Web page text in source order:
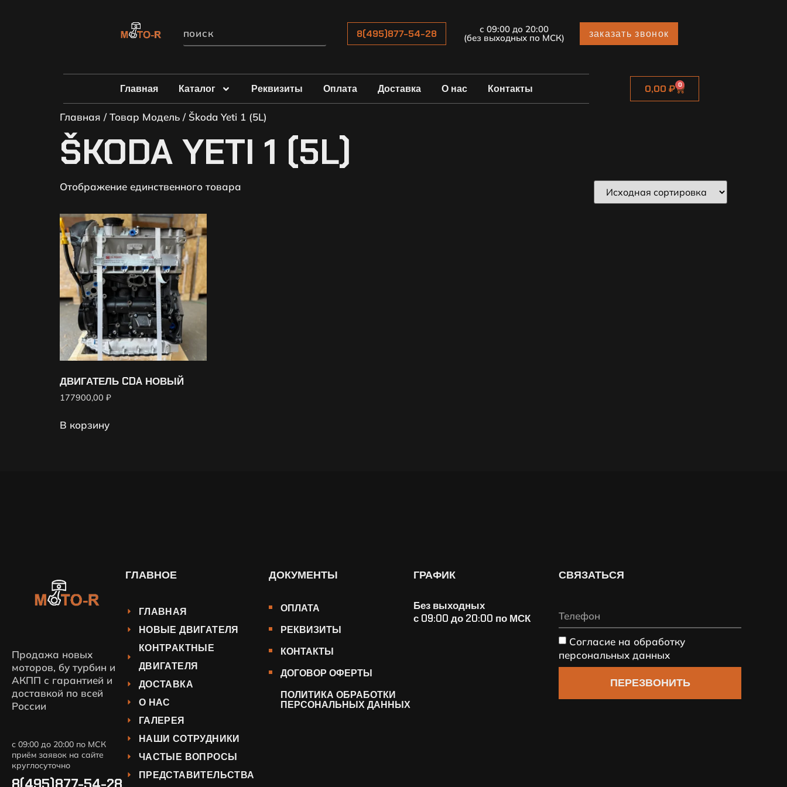
8(495)877-54-28 с 09:00 до 20:00
(без выходных по МСК) заказать звонок
Главная Каталог Реквизиты Оплата Доставка О нас Контакты 0,00₽ 0
Главная / Товар Модель / Škoda Yeti 1 (5L)
ŠKODA YETI 1 (5L)
Отображение единственного товара
ДВИГАТЕЛЬ CDA НОВЫЙ
177900,00 ₽
В корзину
Продажа новых
моторов, бу турбин и
АКПП с гарантией и
доставкой по всей
России
с 09:00 до 20:00 по МСК
приём заявок на сайте
круглосуточно
ГЛАВНОЕ
ГЛАВНАЯ
НОВЫЕ ДВИГАТЕЛЯ
КОНТРАКТНЫЕ
ДВИГАТЕЛЯ
ДОСТАВКА
О НАС
ГАЛЕРЕЯ
НАШИ СОТРУДНИКИ
ЧАСТЫЕ ВОПРОСЫ
ПРЕДСТАВИТЕЛЬСТВА
ДОКУМЕНТЫ
ОПЛАТА
РЕКВИЗИТЫ
КОНТАКТЫ
ДОГОВОР ОФЕРТЫ
ПОЛИТИКА ОБРАБОТКИ
ПЕРСОНАЛЬНЫХ ДАННЫХ
ГРАФИК
Без выходных
с 09:00 до 20:00 по МСК
СВЯЗАТЬСЯ
Согласие на обработку
персональных данных
ПЕРЕЗВОНИТЬ